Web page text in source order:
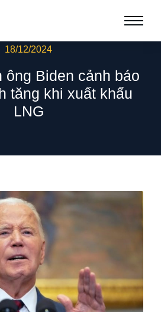
18/12/2024
ông Biden cảnh báo
tăng khi xuất khẩu
LNG